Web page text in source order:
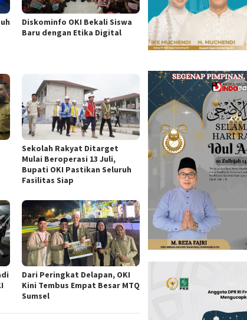
Diskominfo OKI Bekali Siswa
Baru dengan Etika Digital
Sekolah Rakyat Ditarget
Mulai Beroperasi 13 Juli,
Bupati OKI Pastikan Seluruh
Fasilitas Siap
Dari Peringkat Delapan, OKI
Kini Tembus Empat Besar MTQ
Sumsel